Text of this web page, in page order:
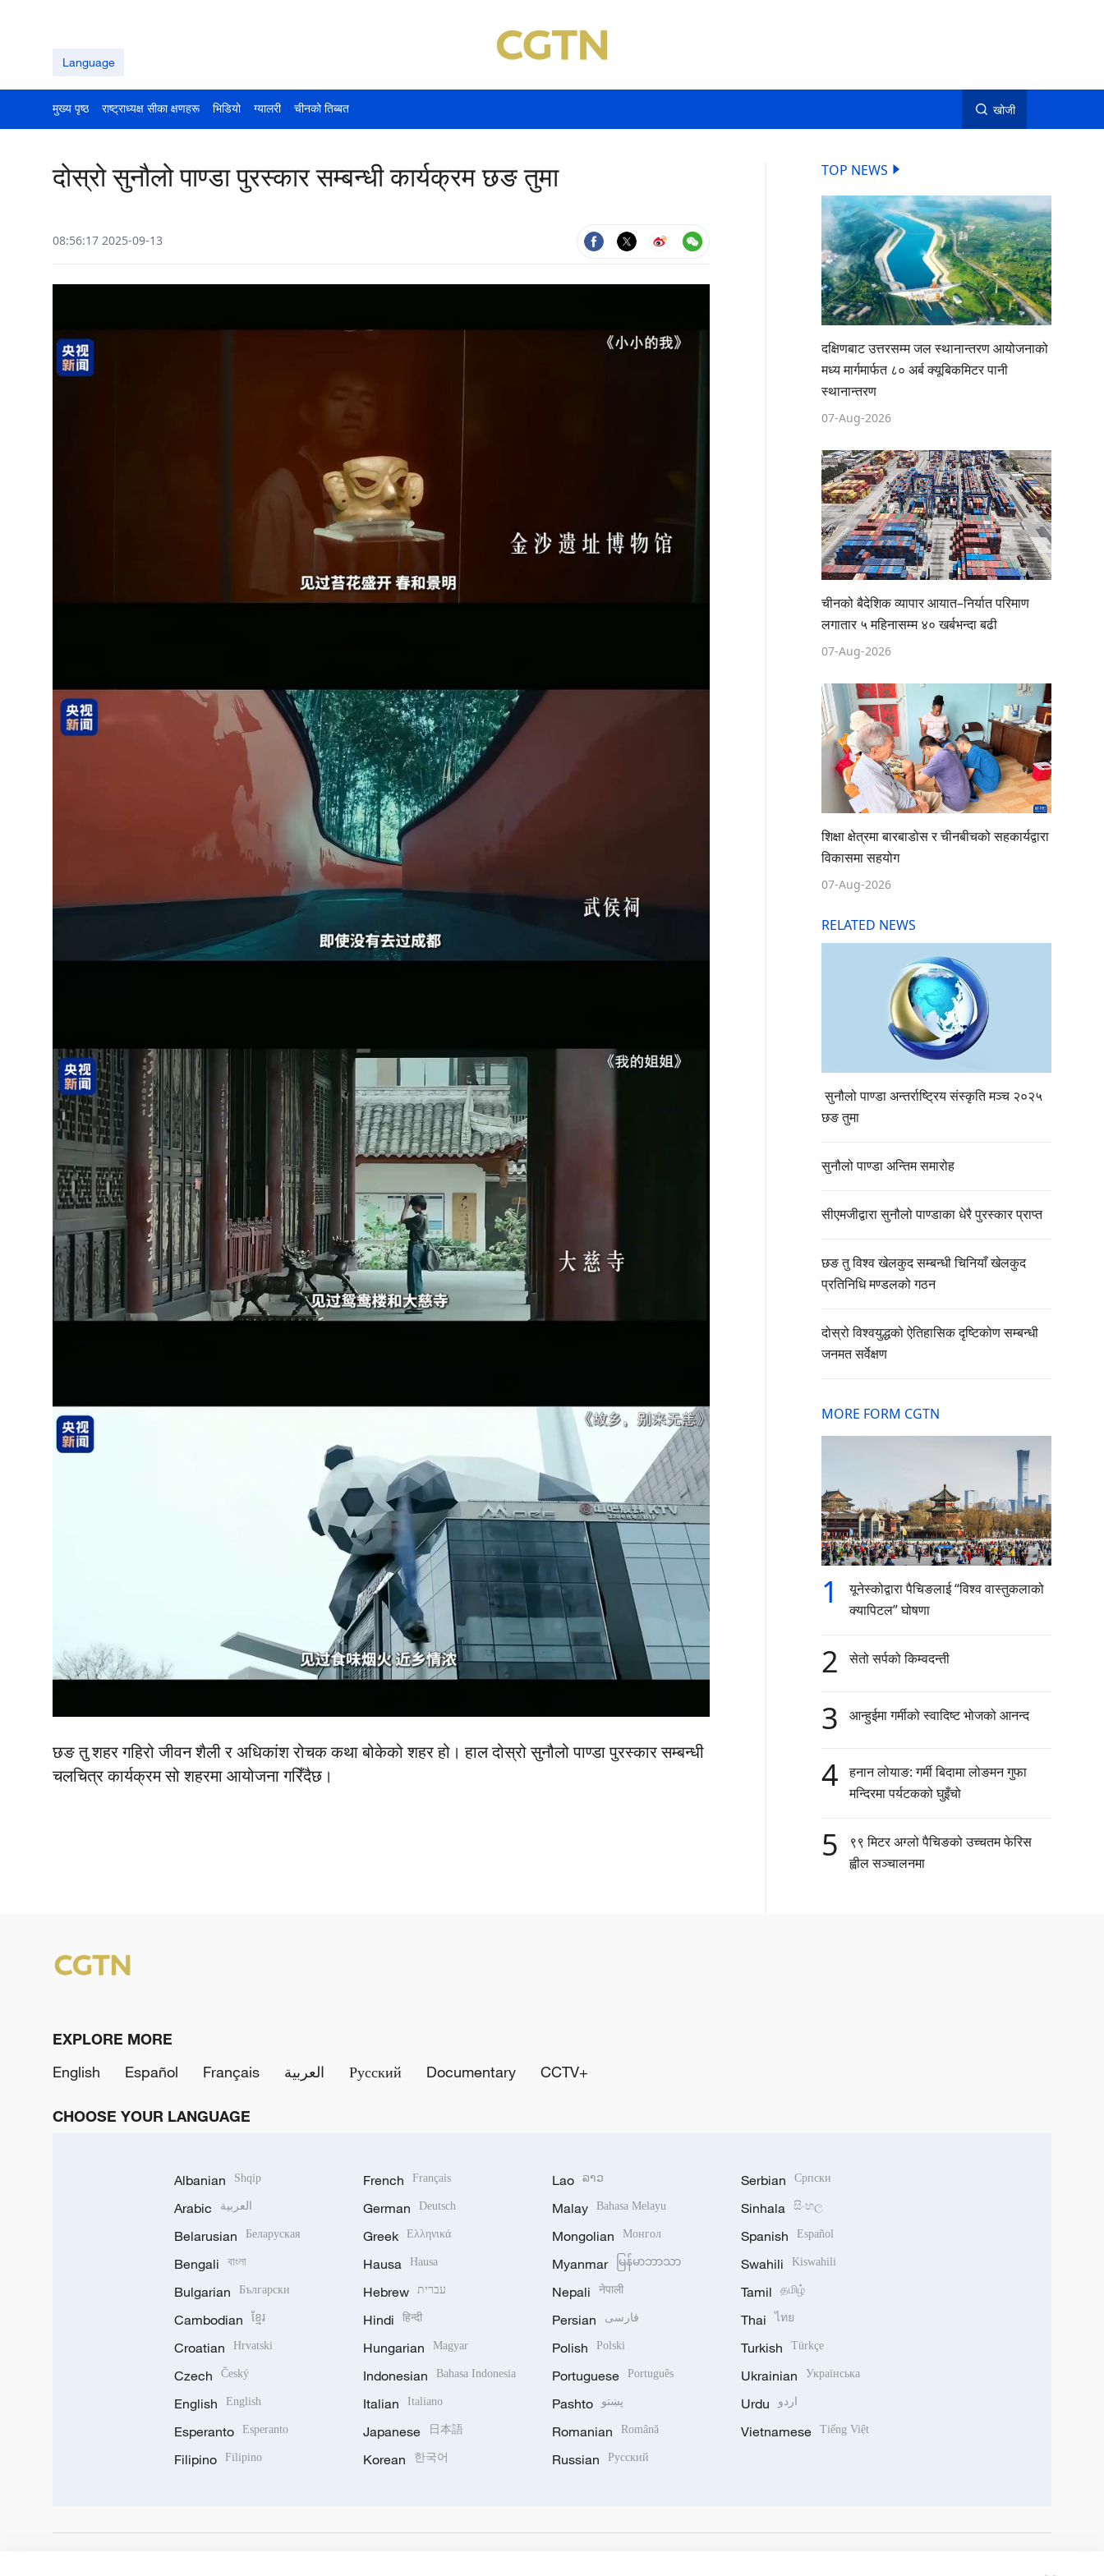
Language
मुख्य पृष्ठ राष्ट्राध्यक्ष सीका क्षणहरू भिडियो ग्यालरी चीनको तिब्बत खोजी
दोस्रो सुनौलो पाण्डा पुरस्कार सम्बन्धी कार्यक्रम छङ तुमा
08:56:17 2025-09-13
छङ तु शहर गहिरो जीवन शैली र अधिकांश रोचक कथा बोकेको शहर हो। हाल दोस्रो सुनौलो पाण्डा पुरस्कार सम्बन्धी
चलचित्र कार्यक्रम सो शहरमा आयोजना गरिँदैछ।
TOP NEWS
दक्षिणबाट उत्तरसम्म जल स्थानान्तरण आयोजनाको
मध्य मार्गमार्फत ८० अर्ब क्यूबिकमिटर पानी
स्थानान्तरण
07-Aug-2026
चीनको बैदेशिक व्यापार आयात–निर्यात परिमाण
लगातार ५ महिनासम्म ४० खर्बभन्दा बढी
07-Aug-2026
शिक्षा क्षेत्रमा बारबाडोस र चीनबीचको सहकार्यद्वारा
विकासमा सहयोग
07-Aug-2026
RELATED NEWS
सुनौलो पाण्डा अन्तर्राष्ट्रिय संस्कृति मञ्च २०२५
छङ तुमा
सुनौलो पाण्डा अन्तिम समारोह
सीएमजीद्वारा सुनौलो पाण्डाका धेरै पुरस्कार प्राप्त
छङ तु विश्व खेलकुद सम्बन्धी चिनियाँ खेलकुद
प्रतिनिधि मण्डलको गठन
दोस्रो विश्वयुद्धको ऐतिहासिक दृष्टिकोण सम्बन्धी
जनमत सर्वेक्षण
MORE FORM CGTN
1
यूनेस्कोद्वारा पैचिङलाई “विश्व वास्तुकलाको
क्यापिटल” घोषणा
2 सेतो सर्पको किम्वदन्ती
3 आन्हुईमा गर्मीको स्वादिष्ट भोजको आनन्द
4
हनान लोयाङ: गर्मी बिदामा लोङमन गुफा
मन्दिरमा पर्यटकको घुइँचो
5
९९ मिटर अग्लो पैचिङको उच्चतम फेरिस
ह्वील सञ्चालनमा
EXPLORE MORE
English
Español Français العربية Русский Documentary CCTV+
CHOOSE YOUR LANGUAGE
Albanian Shqip
Arabic العربية
Belarusian Беларуская
Bengali বাংলা
Bulgarian Български
Cambodian ខ្មែរ
Croatian Hrvatski
Czech Český
English English
Esperanto Esperanto
Filipino Filipino
French Français
German Deutsch
Greek Ελληνικά
Hausa Hausa
Hebrew עברית
Hindi हिन्दी
Hungarian Magyar
Indonesian Bahasa Indonesia
Italian Italiano
Japanese 日本語
Korean 한국어
Lao ລາວ
Malay Bahasa Melayu
Mongolian Монгол
Myanmar မြန်မာဘာသာ
Nepali नेपाली
Persian فارسی
Polish Polski
Portuguese Português
Pashto پښتو
Romanian Română
Russian Русский
Serbian Српски
Sinhala සිංහල
Spanish Español
Swahili Kiswahili
Tamil தமிழ்
Thai ไทย
Turkish Türkçe
Ukrainian Українська
Urdu اردو
Vietnamese Tiếng Việt